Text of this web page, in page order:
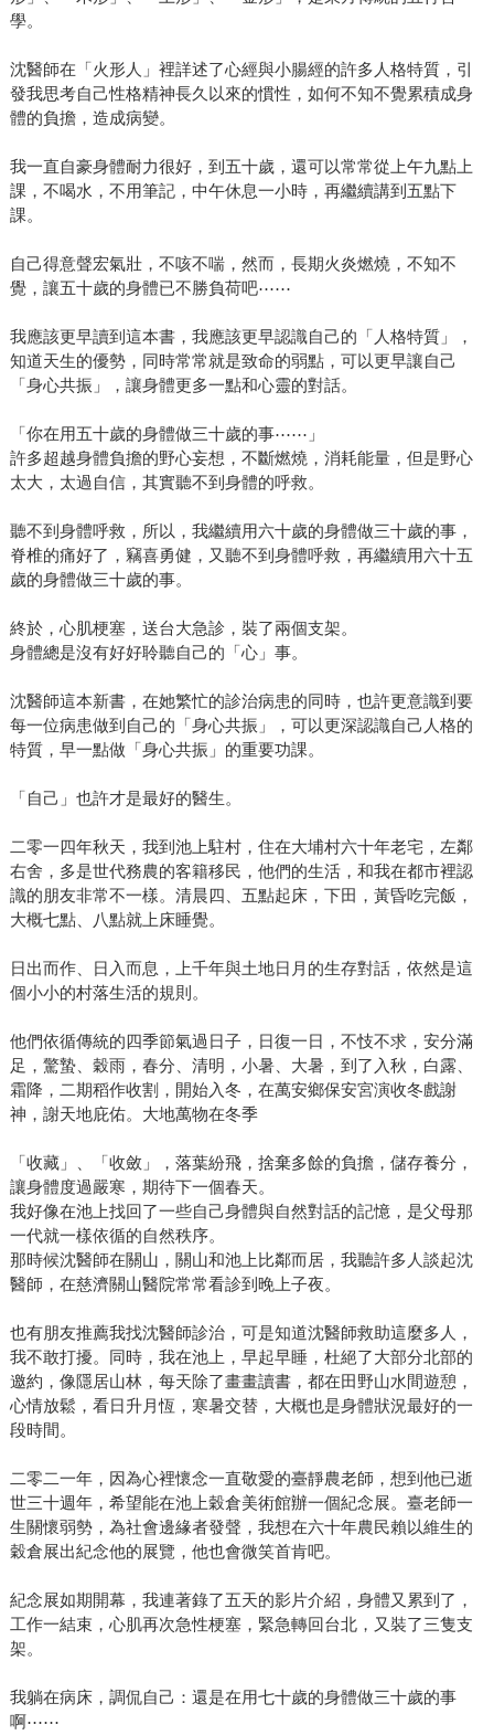
學。
沈醫師在「火形人」裡詳述了心經與小腸經的許多人格特質，引
發我思考自己性格精神長久以來的慣性，如何不知不覺累積成身
體的負擔，造成病變。
我一直自豪身體耐力很好，到五十歲，還可以常常從上午九點上
課，不喝水，不用筆記，中午休息一小時，再繼續講到五點下
課。
自己得意聲宏氣壯，不咳不喘，然而，長期火炎燃燒，不知不
覺，讓五十歲的身體已不勝負荷吧⋯⋯
我應該更早讀到這本書，我應該更早認識自己的「人格特質」，
知道天生的優勢，同時常常就是致命的弱點，可以更早讓自己
「身心共振」，讓身體更多一點和心靈的對話。
「你在用五十歲的身體做三十歲的事⋯⋯」
許多超越身體負擔的野心妄想，不斷燃燒，消耗能量，但是野心
太大，太過自信，其實聽不到身體的呼救。
聽不到身體呼救，所以，我繼續用六十歲的身體做三十歲的事，
脊椎的痛好了，竊喜勇健，又聽不到身體呼救，再繼續用六十五
歲的身體做三十歲的事。
終於，心肌梗塞，送台大急診，裝了兩個支架。
身體總是沒有好好聆聽自己的「心」事。
沈醫師這本新書，在她繁忙的診治病患的同時，也許更意識到要
每一位病患做到自己的「身心共振」，可以更深認識自己人格的
特質，早一點做「身心共振」的重要功課。
「自己」也許才是最好的醫生。
二零一四年秋天，我到池上駐村，住在大埔村六十年老宅，左鄰
右舍，多是世代務農的客籍移民，他們的生活，和我在都市裡認
識的朋友非常不一樣。清晨四、五點起床，下田，黃昏吃完飯，
大概七點、八點就上床睡覺。
日出而作、日入而息，上千年與土地日月的生存對話，依然是這
個小小的村落生活的規則。
他們依循傳統的四季節氣過日子，日復一日，不忮不求，安分滿
足，驚蟄、穀雨，春分、清明，小暑、大暑，到了入秋，白露、
霜降，二期稻作收割，開始入冬，在萬安鄉保安宮演收冬戲謝
神，謝天地庇佑。大地萬物在冬季
「收藏」、「收斂」，落葉紛飛，捨棄多餘的負擔，儲存養分，
讓身體度過嚴寒，期待下一個春天。
我好像在池上找回了一些自己身體與自然對話的記憶，是父母那
一代就一樣依循的自然秩序。
那時候沈醫師在關山，關山和池上比鄰而居，我聽許多人談起沈
醫師，在慈濟關山醫院常常看診到晚上子夜。
也有朋友推薦我找沈醫師診治，可是知道沈醫師救助這麼多人，
我不敢打擾。同時，我在池上，早起早睡，杜絕了大部分北部的
邀約，像隱居山林，每天除了畫畫讀書，都在田野山水間遊憩，
心情放鬆，看日升月恆，寒暑交替，大概也是身體狀況最好的一
段時間。
二零二一年，因為心裡懷念一直敬愛的臺靜農老師，想到他已逝
世三十週年，希望能在池上穀倉美術館辦一個紀念展。臺老師一
生關懷弱勢，為社會邊緣者發聲，我想在六十年農民賴以維生的
穀倉展出紀念他的展覽，他也會微笑首肯吧。
紀念展如期開幕，我連著錄了五天的影片介紹，身體又累到了，
工作一結束，心肌再次急性梗塞，緊急轉回台北，又裝了三隻支
架。
我躺在病床，調侃自己：還是在用七十歲的身體做三十歲的事
啊⋯⋯